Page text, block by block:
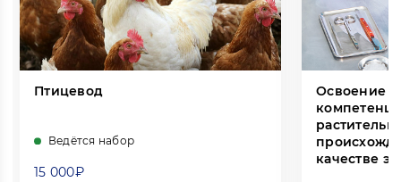
Птицевод
Ведётся набор
15 000₽
Освоение
качестве